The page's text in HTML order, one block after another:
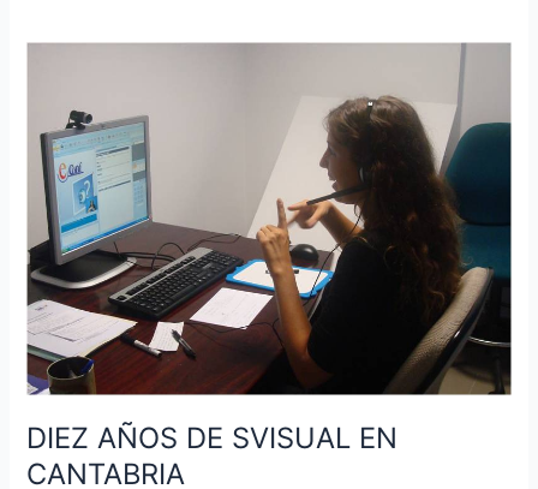
DIEZ AÑOS DE SVISUAL EN
CANTABRIA
SVISUAL
EN
CANTABRIA